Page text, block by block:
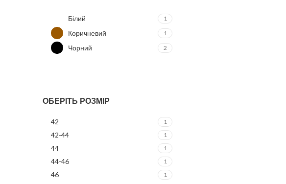
Білий 1
Коричневий 1
Чорний 2
ОБЕРІТЬ РОЗМІР
42 1
42-44 1
44 1
44-46 1
46 1